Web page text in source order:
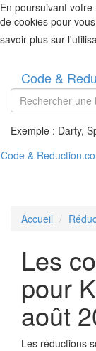
En poursuivant
de cookies pour
savoir plus sur
Code &
Exemple : Darty,
Code &
Accueil
Les
pour
août
Les réductions